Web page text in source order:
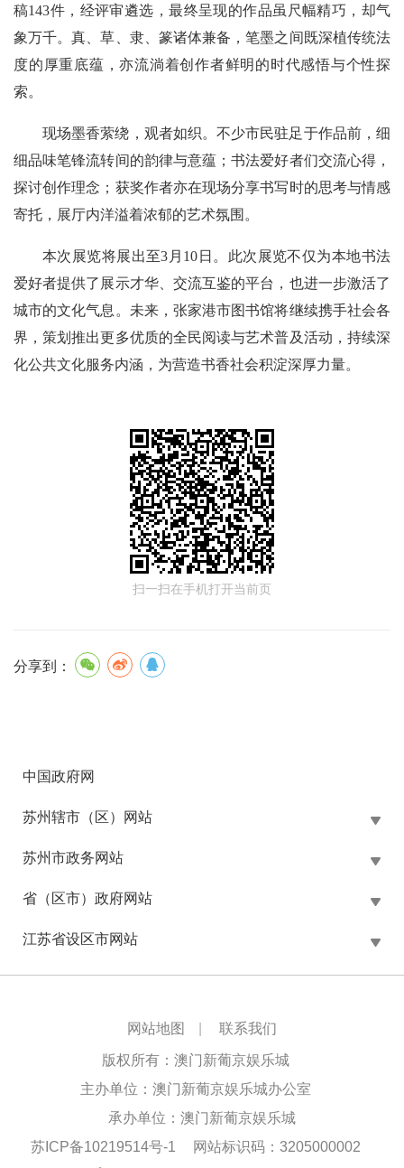
稿143件，经评审遴选，最终呈现的作品虽尺幅精巧，却气
象万千。真、草、隶、篆诸体兼备，笔墨之间既深植传统法
度的厚重底蕴，亦流淌着创作者鲜明的时代感悟与个性探
索。
现场墨香萦绕，观者如织。不少市民驻足于作品前，细
细品味笔锋流转间的韵律与意蕴；书法爱好者们交流心得，
探讨创作理念；获奖作者亦在现场分享书写时的思考与情感
寄托，展厅内洋溢着浓郁的艺术氛围。
本次展览将展出至3月10日。此次展览不仅为本地书法
爱好者提供了展示才华、交流互鉴的平台，也进一步激活了
城市的文化气息。未来，张家港市图书馆将继续携手社会各
界，策划推出更多优质的全民阅读与艺术普及活动，持续深
化公共文化服务内涵，为营造书香社会积淀深厚力量。
扫一扫在手机打开当前页
分享到：
中国政府网
苏州辖市（区）网站
苏州市政务网站
省（区市）政府网站
江苏省设区市网站
网站地图 联系我们
版权所有：澳门新葡京娱乐城
主办单位：澳门新葡京娱乐城办公室
承办单位：澳门新葡京娱乐城
苏ICP备10219514号-1
网站标识码：3205000002